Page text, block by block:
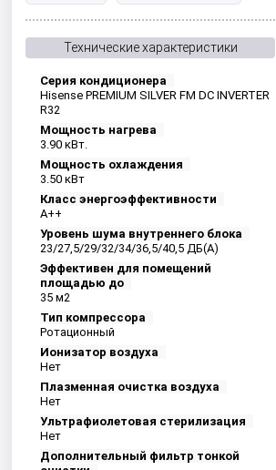
Технические характеристики
Серия кондиционера
Hisense PREMIUM SILVER FM DC INVERTER
R32
Мощность нагрева
3.90 кВт.
Мощность охлаждения
3.50 кВт
Класс энергоэффективности
А++
Уровень шума внутреннего блока
23/27,5/29/32/34/36,5/40,5 ДБ(A)
Эффективен для помещений
площадью до
35 м2
Тип компрессора
Ротационный
Ионизатор воздуха
Нет
Плазменная очистка воздуха
Нет
Ультрафиолетовая стерилизация
Нет
Дополнительный фильтр тонкой